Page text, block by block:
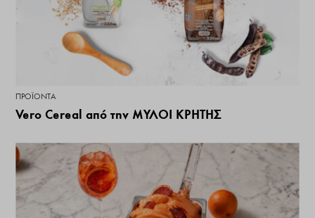
ΠΡΟΪΌΝΤΑ
Vero Cereal από την ΜΥΛΟΙ ΚΡΗΤΗΣ